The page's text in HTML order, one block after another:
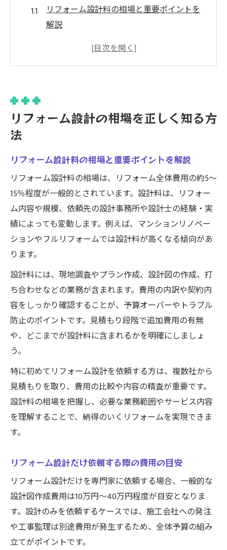
リフォーム設計料の相場と重要ポイントを
解説
リフォーム設計だけ依頼する際の費用の目
リフォーム設計の求人動向と相場の関連性
リフォーム設計で理想を実現するプランの
選び方
設計士によるリフォーム設計プラン提案の
コツ
リフォーム設計図を活用したプラン比較の
方法
ット
リフォーム設計資格がプラン選びに生きる
理由
設計料や費用内訳を徹底解説します
リフォーム設計料の内訳と費用相場の見方
介
リフォーム設計図作成にかかる費用のポイ
ント
リフォーム設計だけ依頼時の料金比較方法
リフォーム設計で業者選びに失敗しないには
リフォーム設計士選びで失敗しないための
基準
信頼できるリフォーム設計事務所の見分け
方
怪しいリフォーム業者の特徴と回避策を解
リフォーム設計の相場を正しく知る方
法
リフォーム設計料の相場と重要ポイントを解説
リフォーム設計料の相場は、リフォーム全体費用の約5～
15％程度が一般的とされています。設計料は、リフォー
ム内容や規模、依頼先の設計事務所や設計士の経験・実
績によっても変動します。例えば、マンションリノベー
ションやフルリフォームでは設計料が高くなる傾向があ
ります。
設計料には、現地調査やプラン作成、設計図の作成、打
ち合わせなどの業務が含まれます。費用の内訳や契約内
容をしっかり確認することが、予算オーバーやトラブル
防止のポイントです。見積もり段階で追加費用の有無
や、どこまでが設計料に含まれるかを明確にしましょ
う。
特に初めてリフォーム設計を依頼する方は、複数社から
見積もりを取り、費用の比較や内容の精査が重要です。
設計料の相場を把握し、必要な業務範囲やサービス内容
を理解することで、納得のいくリフォームを実現できま
す。
リフォーム設計だけ依頼する際の費用の目安
リフォーム設計だけを専門家に依頼する場合、一般的な
設計図作成費用は10万円～40万円程度が目安となりま
す。設計のみを依頼するケースでは、施工会社への発注
や工事監理は別途費用が発生するため、全体予算の組み
立てがポイントです。